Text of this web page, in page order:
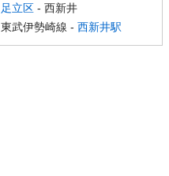
足立区 - 西新井
東武伊勢崎線 - 西新井駅